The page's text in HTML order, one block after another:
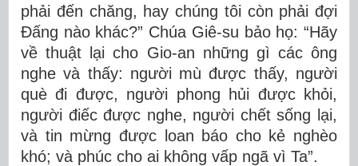
phải đến chăng, hay chúng tôi còn phải đợi
Ðấng nào khác?” Chúa Giê-su bảo họ: “Hãy
về thuật lại cho Gio-an những gì các ông
nghe và thấy: người mù được thấy, người
què đi được, người phong hủi được khỏi,
người điếc được nghe, người chết sống lại,
và tin mừng được loan báo cho kẻ nghèo
khó; và phúc cho ai không vấp ngã vì Ta”.